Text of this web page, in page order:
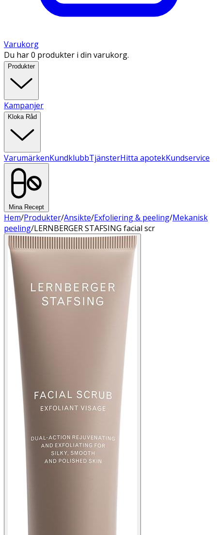
Varukorg
Du har 0 produkter i din varukorg.
Produkter
Kampanjer
Kloka Råd
VarumärkenKundklubbTjänsterHitta apotekKundservice
Mina Recept
Hem/Produkter/Ansikte/Exfoliering & peeling/Mekanisk
peeling/LERNBERGER STAFSING facial scr